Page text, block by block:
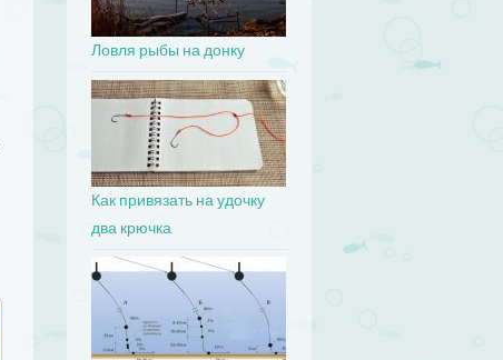
Ловля рыбы на донку
Как привязать на удочку
два крючка